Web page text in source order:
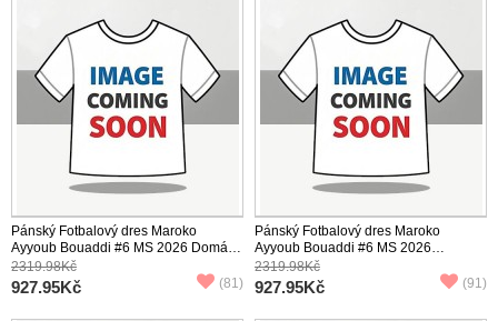
Pánský Fotbalový dres Maroko
Ayyoub Bouaddi #6 MS 2026 Domácí
Krátký Rukáv
2319.98Kč
927.95Kč (81)
Pánský Fotbalový dres Maroko
Ayyoub Bouaddi #6 MS 2026
Venkovní Krátký Rukáv
2319.98Kč
927.95Kč (91)